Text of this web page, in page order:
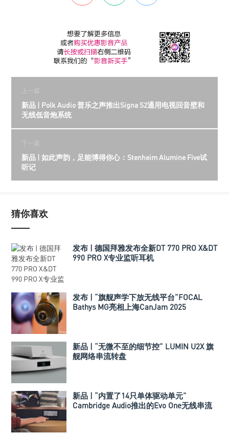
上一篇
新品 | Polk Audio 普乐之声推出Signa S2通用电视回音壁和
无线低音炮系统
下一篇
新品 | 如此声韵，足能博得你心：Stenheim Alumine Five试
听记
猜你喜欢
发布 | 德国拜雅发布全新DT 770 PRO X&DT
990 PRO X专业监听耳机
发布 | “旗舰声学下放无线平台”FOCAL
Bathys MG亮相上海CanJam 2025
新品 | “无微不至的细节控” LUMIN U2X 旗
舰网络串流转盘
新品 | “内置了14只单体驱动单元”
Cambridge Audio推出的Evo One无线串流